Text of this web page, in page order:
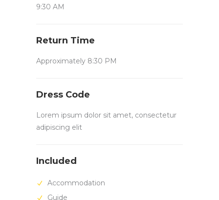
9:30 AM
Return Time
Approximately 8:30 PM
Dress Code
Lorem ipsum dolor sit amet, consectetur
adipiscing elit
Included
Accommodation
Guide